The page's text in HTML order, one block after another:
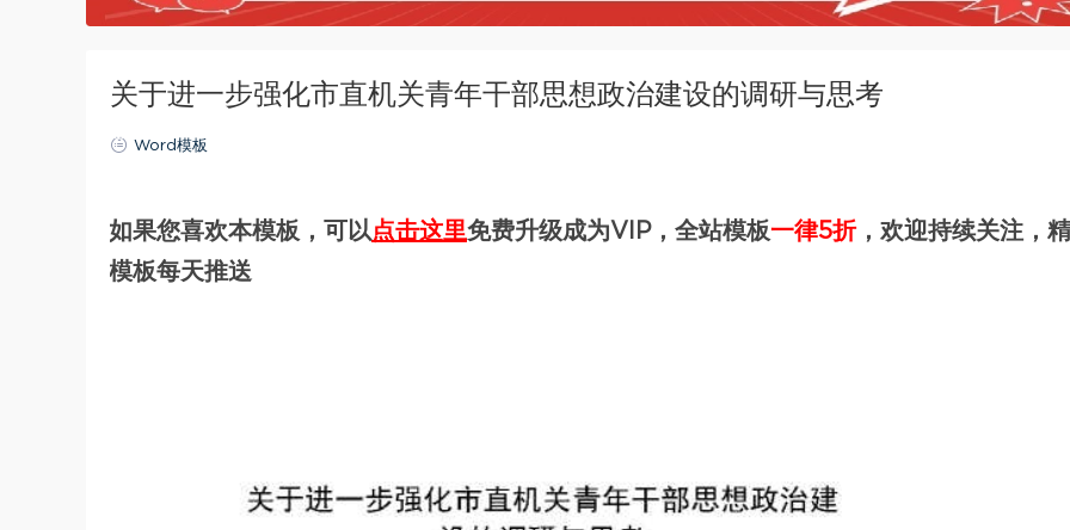
关于进一步强化市直机关青年干部思想政治建设的调研与思考
Word模板
如果您喜欢本模板，可以点击这里免费升级成为VIP，全站模板一律5折，欢迎持续关注，
模板每天推送